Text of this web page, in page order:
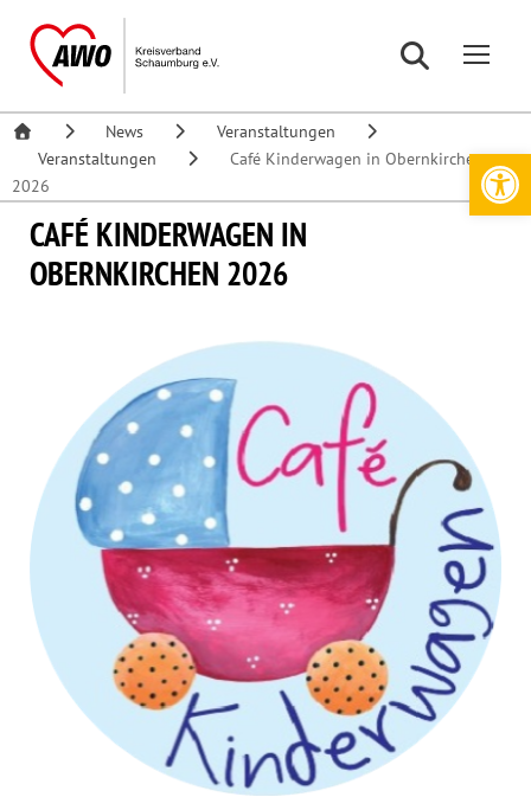
News
Veranstaltungen
Veranstaltungen
Café Kinderwagen in Obernkirchen
2026
CAFÉ KINDERWAGEN IN
OBERNKIRCHEN 2026
Werkzeugleiste öffnen